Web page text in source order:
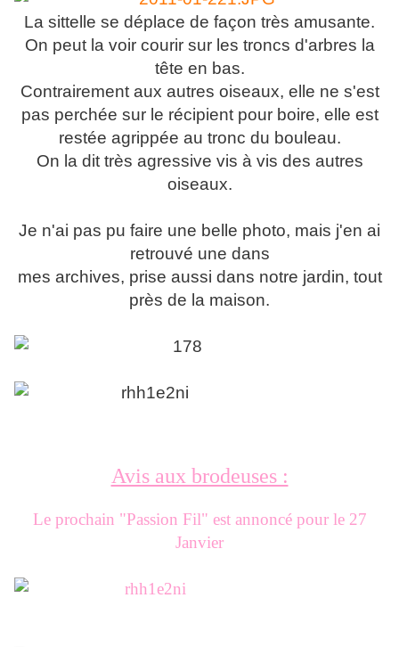
La sittelle se déplace de façon très amusante.
On peut la voir courir sur les troncs d'arbres la
tête en bas.
Contrairement aux autres oiseaux, elle ne s'est
pas perchée sur le récipient pour boire, elle est
restée agrippée au tronc du bouleau.
On la dit très agressive vis à vis des autres
oiseaux.
Je n'ai pas pu faire une belle photo, mais j'en ai
retrouvé une dans
mes archives, prise aussi dans notre jardin, tout
près de la maison.
Avis aux brodeuses :
Le prochain "Passion Fil" est annoncé pour le 27
Janvier